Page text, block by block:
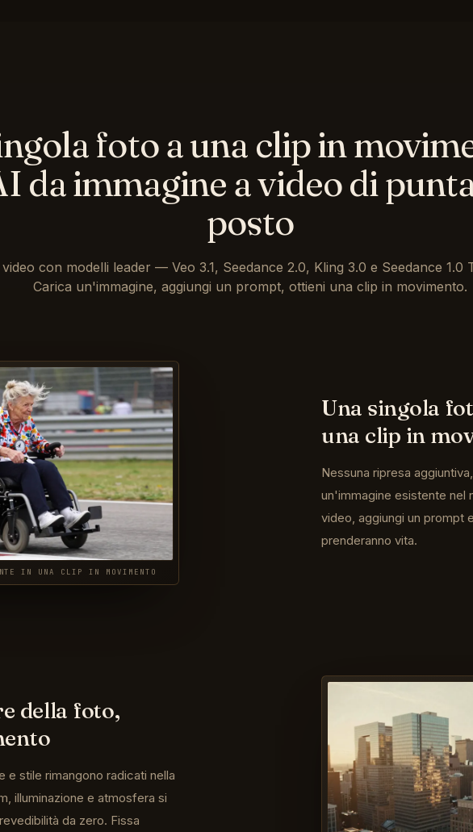
foto a una clip in
da immagine a video di
posto
con modelli leader — Veo 3.1, Seedance 2.0, Kling 3.0 e Seedance
Carica un'immagine, aggiungi un prompt, ottieni una clip in movimento.
IN UNA CLIP IN MOVIMENTO
Una singola
una clip in
Nessuna ripresa
un'immagine esistente nel
video, aggiungi un prompt
prenderanno vita.
della foto,
stile rimangono radicati nella
illuminazione e atmosfera si
da zero. Fissa